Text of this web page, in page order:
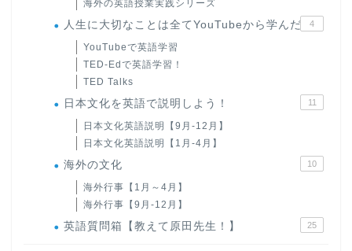
海外の英語授業実践シリーズ
人生に大切なことは全てYouTubeから学んだ 4
YouTubeで英語学習
TED-Edで英語学習！
TED Talks
日本文化を英語で説明しよう！ 11
日本文化英語説明【9月-12月】
日本文化英語説明【1月-4月】
海外の文化 10
海外行事【1月～4月】
海外行事【9月-12月】
英語質問箱【教えて原田先生！】 25